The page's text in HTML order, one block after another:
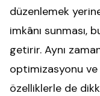
düzenlemek
imkânı sunması,
getirir. Aynı
optimizasyonu
özelliklerle de